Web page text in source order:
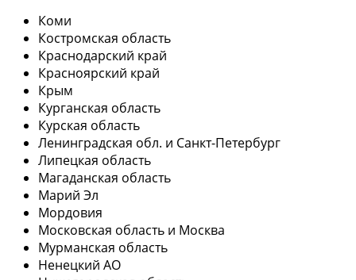
Коми
Костромская область
Краснодарский край
Красноярский край
Крым
Курганская область
Курская область
Ленинградская обл. и Санкт-Петербург
Липецкая область
Магаданская область
Марий Эл
Мордовия
Московская область и Москва
Мурманская область
Ненецкий АО